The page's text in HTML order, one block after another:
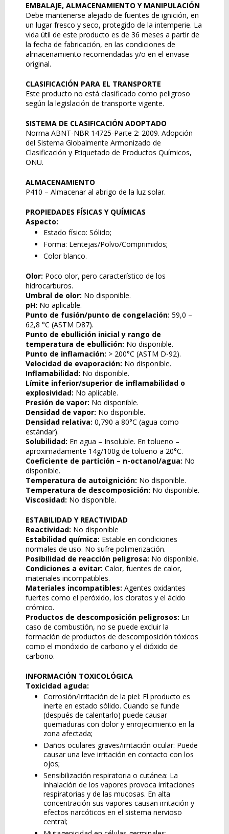
EMBALAJE, ALMACENAMIENTO Y MANIPULACIÓN
Debe mantenerse alejado de fuentes de ignición, en
un lugar fresco y seco, protegido de la intemperie. La
vida útil de este producto es de 36 meses a partir de
la fecha de fabricación, en las condiciones de
almacenamiento recomendadas y/o en el envase
original.
CLASIFICACIÓN PARA EL TRANSPORTE
Este producto no está clasificado como peligroso
según la legislación de transporte vigente.
SISTEMA DE CLASIFICACIÓN ADOPTADO
Norma ABNT-NBR 14725-Parte 2: 2009. Adopción
del Sistema Globalmente Armonizado de
Clasificación y Etiquetado de Productos Químicos,
ONU.
ALMACENAMIENTO
P410 – Almacenar al abrigo de la luz solar.
PROPIEDADES FÍSICAS Y QUÍMICAS
Aspecto:
Estado físico: Sólido;
Forma: Lentejas/Polvo/Comprimidos;
Color blanco.
Olor: Poco olor, pero característico de los
hidrocarburos.
Umbral de olor: No disponible.
pH: No aplicable.
Punto de fusión/punto de congelación: 59,0 –
62,8 °C (ASTM D87).
Punto de ebullición inicial y rango de
temperatura de ebullición: No disponible.
Punto de inflamación: > 200°C (ASTM D-92).
Velocidad de evaporación: No disponible.
Inflamabilidad: No disponible.
Límite inferior/superior de inflamabilidad o
explosividad: No aplicable.
Presión de vapor: No disponible.
Densidad de vapor: No disponible.
Densidad relativa: 0,790 a 80°C (agua como
estándar).
Solubilidad: En agua – Insoluble. En tolueno –
aproximadamente 14g/100g de tolueno a 20°C.
Coeficiente de partición – n-octanol/agua: No
disponible.
Temperatura de autoignición: No disponible.
Temperatura de descomposición: No disponible.
Viscosidad: No disponible.
ESTABILIDAD Y REACTIVIDAD
Reactividad: No disponible
Estabilidad química: Estable en condiciones
normales de uso. No sufre polimerización.
Posibilidad de reacción peligrosa: No disponible.
Condiciones a evitar: Calor, fuentes de calor,
materiales incompatibles.
Materiales incompatibles: Agentes oxidantes
fuertes como el peróxido, los cloratos y el ácido
crómico.
Productos de descomposición peligrosos: En
caso de combustión, no se puede excluir la
formación de productos de descomposición tóxicos
como el monóxido de carbono y el dióxido de
carbono.
INFORMACIÓN TOXICOLÓGICA
Toxicidad aguda:
Corrosión/Irritación de la piel: El producto es
inerte en estado sólido. Cuando se funde
(después de calentarlo) puede causar
quemaduras con dolor y enrojecimiento en la
zona afectada;
Daños oculares graves/irritación ocular: Puede
causar una leve irritación en contacto con los
ojos;
Sensibilización respiratoria o cutánea: La
inhalación de los vapores provoca irritaciones
respiratorias y de las mucosas. En alta
concentración sus vapores causan irritación y
efectos narcóticos en el sistema nervioso
central;